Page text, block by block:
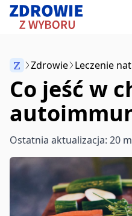
Przeskocz do treści
Z Zdrowie Leczenie
Co jeść w
Ostatnia aktualizacja: 20